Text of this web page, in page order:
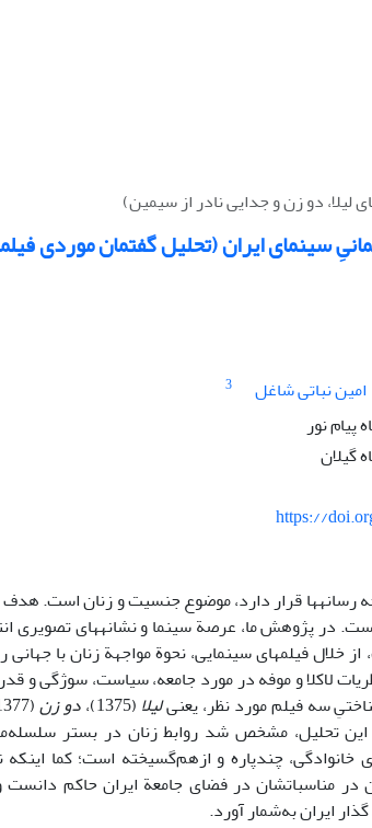
لیلا، دو زن و جدایی نادر از سیمین)
سینمای ایران (تحلیل گفتمان موردی
امین نباتی شاغل
3
پیام نور
گیلان
https://
رسانه‏ها قرار دارد، موضوع جنسیت و زنان است. هدف
در پژوهش ما، عرصة سینما و نشانه‏های تصویری
از خلال فیلم‏های سینمایی، نحوة مواجهة زنان با
لاکلا و موفه در مورد جامعه، سیاست، سوژگی
سه فیلم مورد نظر، یعنیلیلا (1375)، دو زن(1377) و
این تحلیل، مشخص شد روابط زنان در بستر
خانوادگی، چند‌پاره و از‌هم‌گسیخته ‏است؛ کما
مناسباتشان در فضای جامعة ایران حاکم دانست و
ایران به‌شمار آورد.